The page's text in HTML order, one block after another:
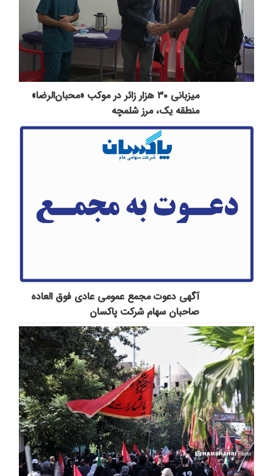
میزبانی ۳۰ هزار زائر در موکب «محبان‌الرضا»
منطقه یک، مرز شلمچه
آگهی دعوت مجمع عمومی عادی فوق العاده
صاحبان سهام شرکت پاكسان